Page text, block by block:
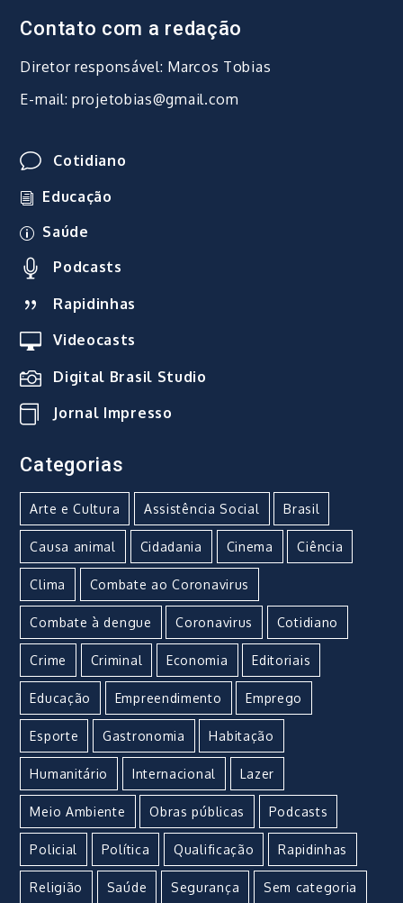
Contato com a redação
Diretor responsável: Marcos Tobias
E-mail: projetobias@gmail.com
Cotidiano
Educação
Saúde
Podcasts
Rapidinhas
Videocasts
Digital Brasil Studio
Jornal Impresso
Categorias
Arte e Cultura Assistência Social Brasil
Causa animal Cidadania Cinema Ciência
Clima Combate ao Coronavirus
Combate à dengue Coronavirus Cotidiano
Crime Criminal Economia Editoriais
Educação Empreendimento Emprego
Esporte Gastronomia Habitação
Humanitário Internacional Lazer
Meio Ambiente Obras públicas Podcasts
Policial Política Qualificação Rapidinhas
Religião Saúde Segurança Sem categoria